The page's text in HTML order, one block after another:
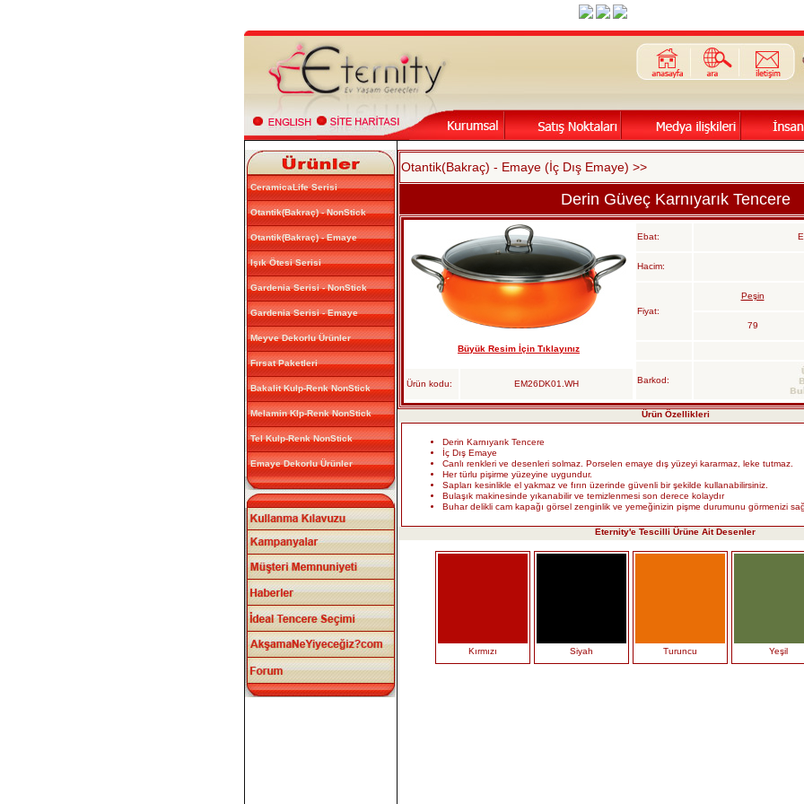
CeramicaLife Serisi
Otantik(Bakraç) - NonStick
Otantik(Bakraç) - Emaye
Işık Ötesi Serisi
Gardenia Serisi - NonStick
Gardenia Serisi - Emaye
Meyve Dekorlu Ürünler
Fırsat Paketleri
Bakalit Kulp-Renk NonStick
Melamin Klp-Renk NonStick
Tel Kulp-Renk NonStick
Emaye Dekorlu Ürünler
Otantik(Bakraç) - Emaye (İç Dış Emaye) >>
Derin Güveç Karnıyarık Tencere
Büyük Resim İçin Tıklayınız
Ürün kodu: EM26DK01.WH
Ebat:
Hacim:
Fiyat:
Peşin
79
Barkod:
Ürün Özellikleri
Derin Karnıyarık Tencere
İç Dış Emaye
Canlı renkleri ve desenleri solmaz. Porselen emaye dış yüzeyi kararmaz, leke tutmaz.
Her türlu pişirme yüzeyine uygundur.
Sapları kesinlikle el yakmaz ve fırın üzerinde güvenli bir şekilde kullanabilirsiniz.
Bulaşık makinesinde yıkanabilir ve temizlenmesi son derece kolaydır
Buhar delikli cam kapağı görsel zenginlik ve yemeğinizin pişme durumunu görmenizi
Eternity'e Tescilli Ürüne Ait Desenler
Kırmızı Siyah Turuncu Yeşil